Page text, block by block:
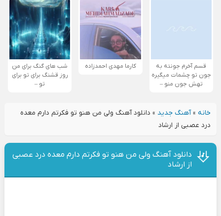
قسم آخرم جونته به
جون تو چشمات میگیره
تهش جون منو –
کارما مهدی احمدزاده
شب های گنگ برای من
روز قشنگ برای تو برای
تو –
خانه»آهنگ جدید » دانلود آهنگ ولی من هنو تو فکرتم دارم معده
درد عصبی از ارشاد
دانلود آهنگ ولی من هنو تو فکرتم دارم معده درد عصبی
از ارشاد